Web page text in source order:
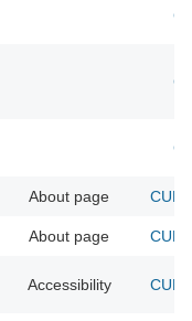
About page
About page
Accessibility